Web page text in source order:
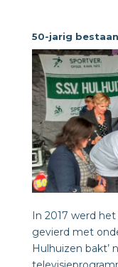
50-jarig
In 2017 werd
gevierd met
Hulhuizen bakt’